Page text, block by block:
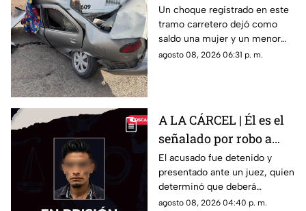
deja una mujer y un
niño mu3rtos en San
Juan del Río
Un choque registrado en este
tramo carretero dejó como
saldo una mujer y un menor
sin vida, además de una
agosto 08, 2026 06:31 p. m.
A LA CÁRCEL | Él es el
señalado por robo a
una casa en Santa Rosa
Jáuregui
El acusado fue detenido y
presentado ante un juez, quien
determinó que deberá
permanecer en prisión
agosto 08, 2026 04:40 p. m.